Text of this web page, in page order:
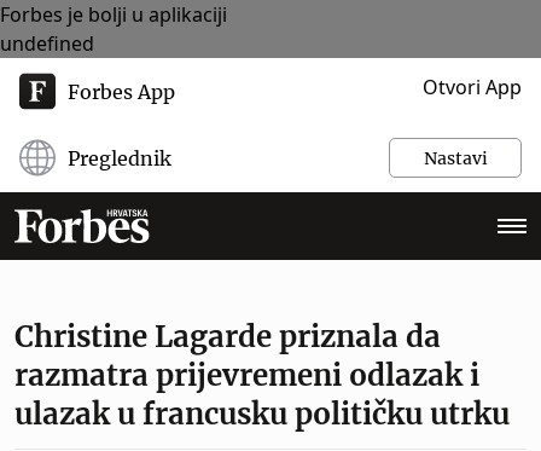
Forbes je bolji u aplikaciji
undefined
Forbes App Otvori App
Preglednik Nastavi
Christine Lagarde priznala da
razmatra prijevremeni odlazak i
ulazak u francusku političku utrku